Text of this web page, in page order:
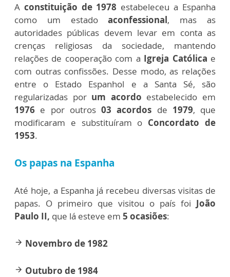
A constituição de 1978 estabeleceu a Espanha
como um estadoaconfessional, mas as
autoridades públicas devem levar em conta as
crenças religiosas da sociedade, mantendo
relações de cooperação com a Igreja Católica e
com outras confissões. Desse modo, as relações
entre o Estado Espanhol e a Santa Sé, são
regularizadas porum acordo estabelecido em
1976 e por outros 03 acordos de 1979, que
modificaram e substituíram o Concordato de
1953.
Os papas na Espanha
Até hoje, a Espanha já recebeu diversas visitas de
papas. O primeiro que visitou o país foi João
Paulo II, que lá esteve em 5 ocasiões:
arrow_forward Novembro de 1982
arrow_forward Outubro de 1984